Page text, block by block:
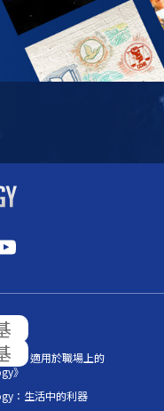
題：適用於職場上的
》
：生活中的利器